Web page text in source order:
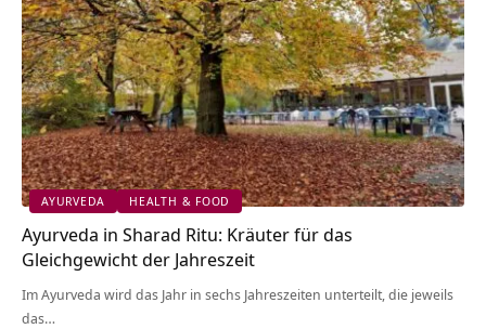
AYURVEDA HEALTH & FOOD
Ayurveda in Sharad Ritu: Kräuter für das
Gleichgewicht der Jahreszeit
Im Ayurveda wird das Jahr in sechs Jahreszeiten unterteilt, die jeweils
das…